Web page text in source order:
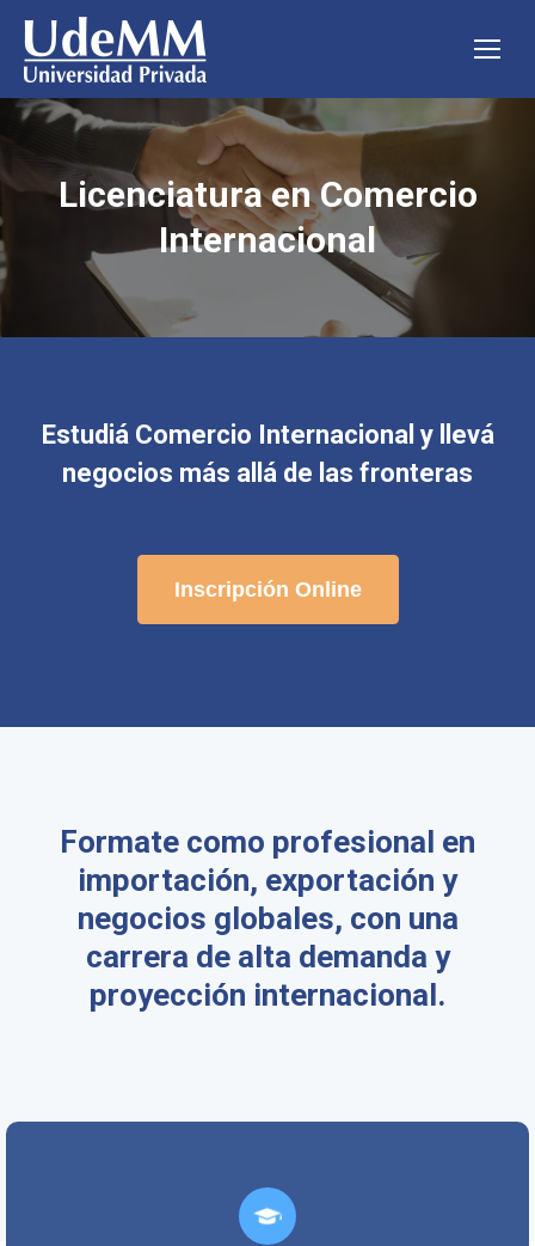
Licenciatura en Comercio
Internacional
Estudiá Comercio Internacional y llevá
negocios más allá de las fronteras
Inscripción Online
Formate como profesional en
importación, exportación y
negocios globales, con una
carrera de alta demanda y
proyección internacional.